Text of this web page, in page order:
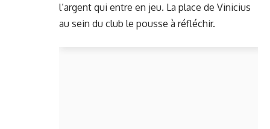
l’argent qui entre en jeu. La place de Vinicius
au sein du club le pousse à réfléchir.